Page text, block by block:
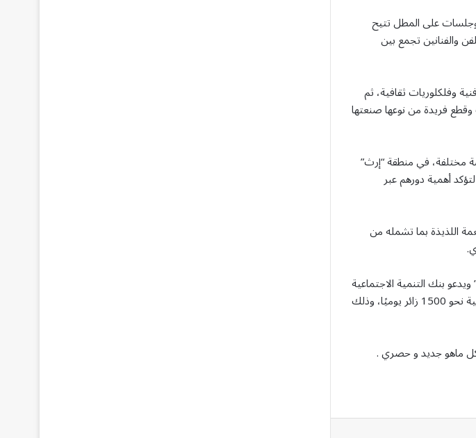
وجلسات على المطل تتيح
والفنانين تجمع بين
وفلكلوريات ثقافية، ثم
فريدة من نوعها صنعتها
بالعروض والمتاجر بل هو مكان يعيش فيه الزائر تجربة أكثر من 15 ورشة مختلفة، في منطقة “إرث”
أهمية دورهم عبر
اللذيذة بما تشمله من
بنك التنمية الاجتماعية
الراغبين بزيارة الفعالية إلى التسجيل من خلال الرابط التالي: ، حيث يتوقع أن تستقطب الفعالية نحو 1500 زائر يوميًا، وذلك
ماهو جديد و حصري .